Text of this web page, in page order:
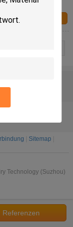
Referenzen
Sitemap
Technology (Suzhou)